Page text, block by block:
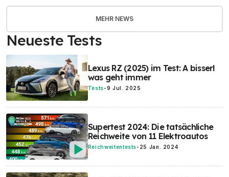
MEHR NEWS
Neueste Tests
Lexus RZ (2025) im Test: A bisserl
was geht immer
Tests-9 Jul. 2025
Supertest 2024: Die tatsächliche
Reichweite von 11 Elektroautos
Reichweitentests- 25 Jan. 2024